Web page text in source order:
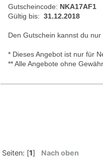
Gutscheincode: NKA17AF1
Gültig bis: 31.12.2018
Den Gutschein kannst du
* Dieses Angebot ist nur für
** Alle Angebote ohne Gewähr
Seiten: [1] Nach oben